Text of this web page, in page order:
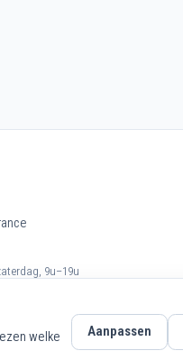
9u–19u
welke
Aanpassen